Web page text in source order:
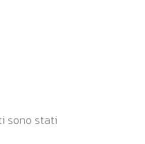
sono stati